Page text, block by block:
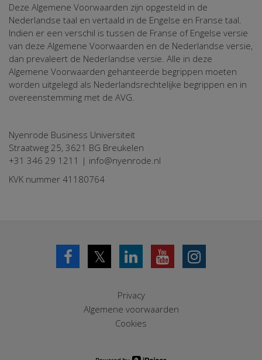
Deze Algemene Voorwaarden zijn opgesteld in de
Nederlandse taal en vertaald in de Engelse en Franse taal.
Indien er een verschil is tussen de Franse of Engelse versie
van deze Algemene Voorwaarden en de Nederlandse versie,
dan prevaleert de Nederlandse versie. Alle in deze
Algemene Voorwaarden gehanteerde begrippen moeten
worden uitgelegd als Nederlandsrechtelijke begrippen en in
overeenstemming met de AVG.
Nyenrode Business Universiteit
Straatweg 25, 3621 BG Breukelen
+31 346 29 1211 | info@nyenrode.nl
KVK nummer 41180764
𝕏
Privacy
Algemene voorwaarden
Cookies